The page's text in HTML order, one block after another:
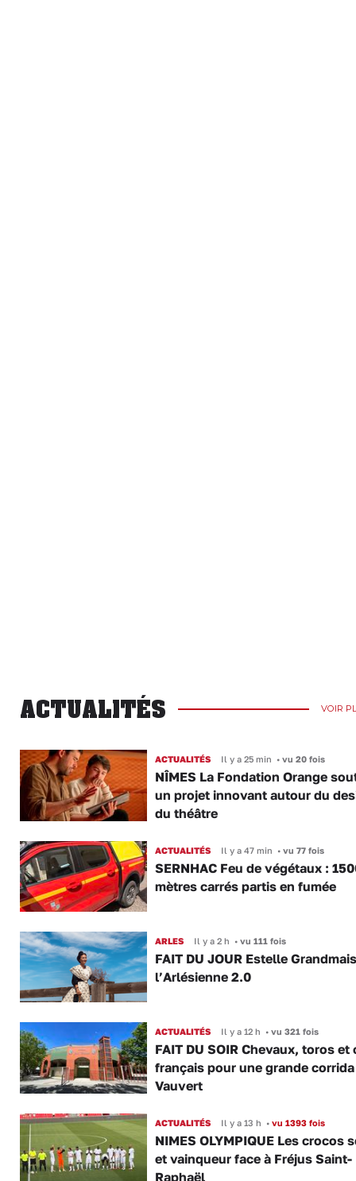
ACTUALITÉS VOIR
ACTUALITÉS Il y a 25 min •vu 20 fois
NÎMES La Fondation Orange
un projet innovant autour du
du théâtre
ACTUALITÉS Il y a 47 min •vu 77 fois
SERNHAC Feu de végétaux :
mètres carrés partis en fumée
ARLES Il y a 2 h •vu 111 fois
FAIT DU JOUR Estelle
l’Arlésienne 2.0
ACTUALITÉS Il y a 12 h •vu 321 fois
FAIT DU SOIR Chevaux, toros et
français pour une grande corrida
Vauvert
ACTUALITÉS Il y a 13 h •vu 1393 fois
NIMES OLYMPIQUE Les crocos
et vainqueur face à Fréjus Saint-
Raphaël